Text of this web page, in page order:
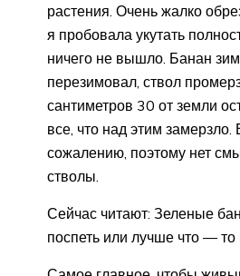
растения. Очень жалко
я пробовала укутать
ничего не вышло. Банан
перезимовал, ствол
сантиметров 30 от земли
все, что над этим замерзло.
сожалению, поэтому нет
стволы.
Сейчас читают: Зеленые
поспеть или лучше что — то